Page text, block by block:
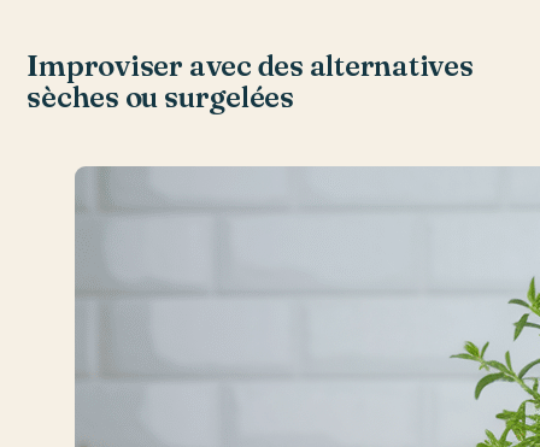
Improviser avec des alternatives
sèches ou surgelées